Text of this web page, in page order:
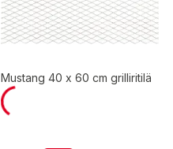
Mustang 40 x 60 cm grilliritilä